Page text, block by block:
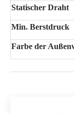
Statischer Draht
Min. Berstdruck
Farbe der